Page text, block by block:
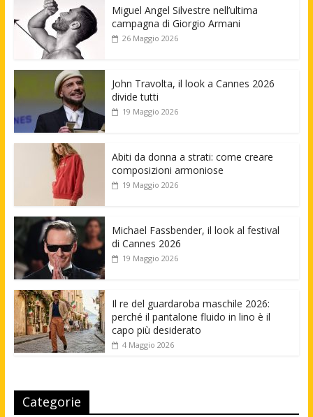
Miguel Angel Silvestre nell’ultima
campagna di Giorgio Armani
26 Maggio 2026
John Travolta, il look a Cannes 2026
divide tutti
19 Maggio 2026
Abiti da donna a strati: come creare
composizioni armoniose
19 Maggio 2026
Michael Fassbender, il look al festival
di Cannes 2026
19 Maggio 2026
Il re del guardaroba maschile 2026:
perché il pantalone fluido in lino è il
capo più desiderato
4 Maggio 2026
Categorie